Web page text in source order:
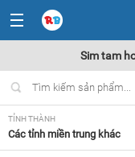
Sim tam
TỈNH THÀNH
Các tỉnh miền trung khác